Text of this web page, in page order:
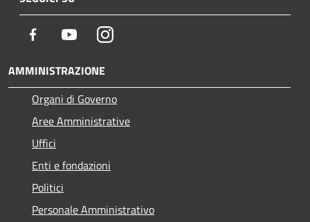
Facebook YoutubeInstagram
AMMINISTRAZIONE
Organi di Governo
Aree Amministrative
Uffici
Enti e fondazioni
Politici
Personale Amministrativo